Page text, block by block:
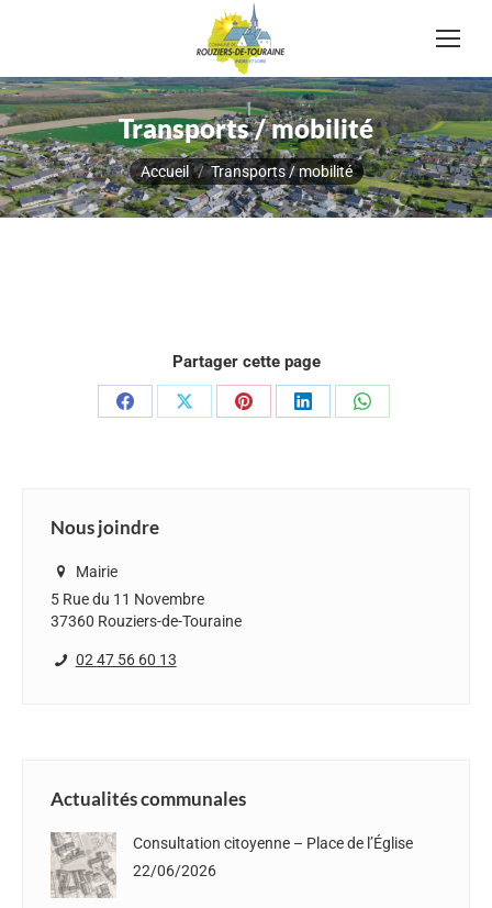
Transports / mobilité
Vous êtes ici :
Accueil Transports / mobilité
Partager cette page
PartagerPartagerPartagerPartagerPartager
Nous joindre
Mairie
5 Rue du 11 Novembre
37360 Rouziers-de-Touraine
02 47 56 60 13
Actualités communales
Consultation citoyenne – Place de l’Église
22/06/2026